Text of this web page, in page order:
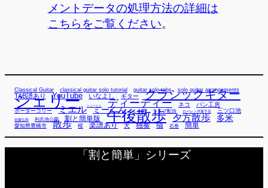
メントデータの処理方法の詳細は
こちらをご覧ください。
Classical Guitar classical guitar solo tutorial guitar solo tabs solo guitar arrangements
TAB譜あり YouTube いなよし ギター クラシックギター
シェリー シューくん ディーディー ネコ パン工房
ボーダーコリー ミエル ミーくん ミー君 ライブ配信 ローレン洋菓子店 三ツ口池
佐藤弘和 利兵池公園 割と簡単版 午後散歩 夕方散歩 多米
愛知県豊橋市 散歩 桜 楽譜あり 犬 独奏 猫 石巻 簡単
「割と簡単」シリーズ